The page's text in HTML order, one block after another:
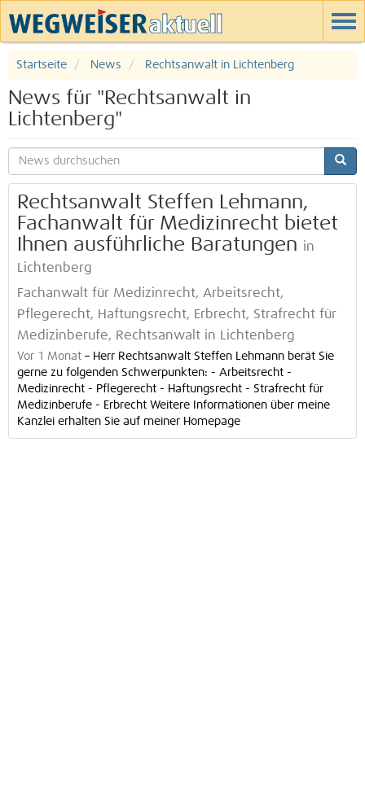
Startseite News Rechtsanwalt in Lichtenberg
News für "Rechtsanwalt in
Lichtenberg"
Rechtsanwalt Steffen Lehmann,
Fachanwalt für Medizinrecht bietet
Ihnen ausführliche Baratungen in
Lichtenberg
Fachanwalt für Medizinrecht, Arbeitsrecht,
Pflegerecht, Haftungsrecht, Erbrecht, Strafrecht für
Medizinberufe, Rechtsanwalt in Lichtenberg
Vor 1 Monat – Herr Rechtsanwalt Steffen Lehmann berät Sie
gerne zu folgenden Schwerpunkten: - Arbeitsrecht -
Medizinrecht - Pflegerecht - Haftungsrecht - Strafrecht für
Medizinberufe - Erbrecht Weitere Informationen über meine
Kanzlei erhalten Sie auf meiner Homepage